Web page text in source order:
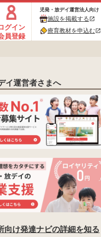
グイン
員登録
児発・放デイ運営法人向け
施設を掲載するopen_in_new
療育教材を申込むopen_in_new
イ運営者さまへ
向け発達ナビの詳細を知る